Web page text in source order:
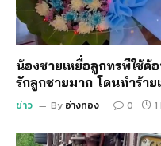
น้องชายเหยื่อลูกทรพีใช้ค้
รักลูกชายมาก โดนทำร้า
ข่าว By อ่างทอง 0